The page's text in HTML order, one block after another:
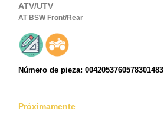
ATV/UTV
AT BSW Front/Rear
Número de pieza: 0042053760578301483
Próximamente